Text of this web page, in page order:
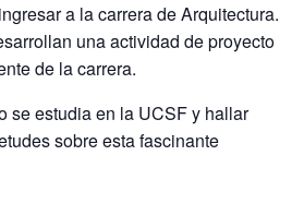
a la carrera de Arquitectura.
una actividad de proyecto
de la carrera.
se estudia en la UCSF y hallar
sobre esta fascinante